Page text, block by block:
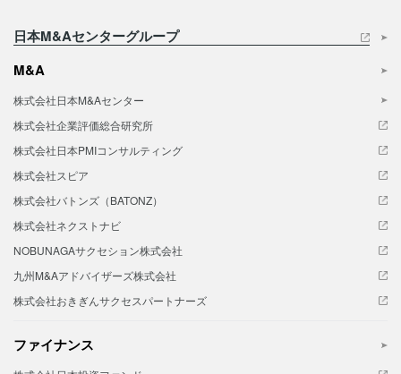
日本M&Aセンターグループ
M&A
株式会社日本M&Aセンター
株式会社企業評価総合研究所
株式会社日本PMIコンサルティング
株式会社スピア
株式会社バトンズ（BATONZ）
株式会社ネクストナビ
NOBUNAGAサクセション株式会社
九州M&Aアドバイザーズ株式会社
株式会社おきぎんサクセスパートナーズ
ファイナンス